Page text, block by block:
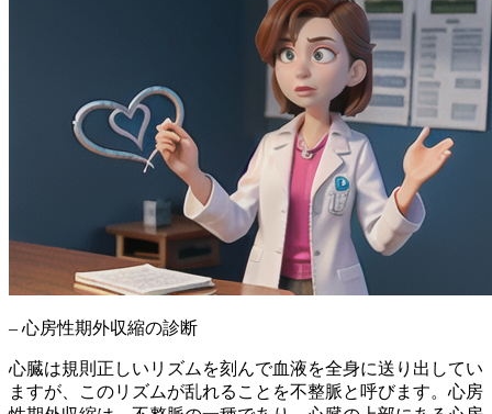
– 心房性期外収縮の診断
心臓は規則正しいリズムを刻んで血液を全身に送り出してい
ますが、このリズムが乱れることを不整脈と呼びます。心房